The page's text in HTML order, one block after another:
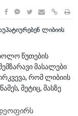
წუთების
მასალები
რომ ლიბიის
მეტიც, მასზე